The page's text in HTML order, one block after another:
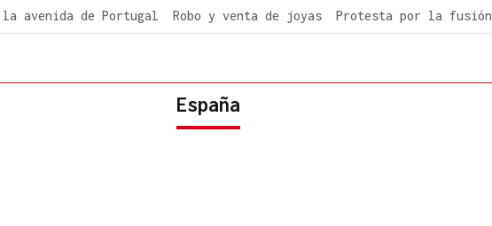
la avenida de Portugal Robo y venta de joyas Protesta por la fusión
España